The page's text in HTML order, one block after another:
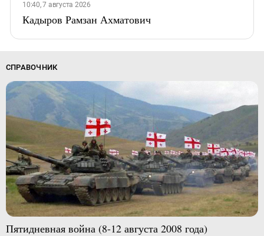
10:40, 7 августа 2026
Кадыров Рамзан Ахматович
СПРАВОЧНИК
Пятидневная война (8-12 августа 2008 года)